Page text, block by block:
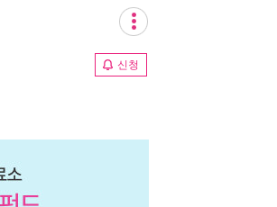
신청